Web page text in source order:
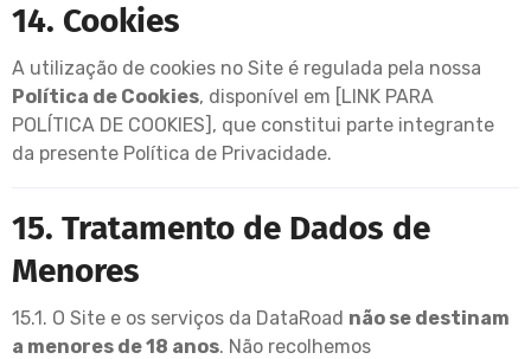
14. Cookies
A utilização de cookies no Site é regulada pela nossa
Política de Cookies, disponível em [LINK PARA
POLÍTICA DE COOKIES], que constitui parte integrante
da presente Política de Privacidade.
15. Tratamento de Dados de
Menores
15.1. O Site e os serviços da DataRoad não se destinam
a menores de 18 anos. Não recolhemos